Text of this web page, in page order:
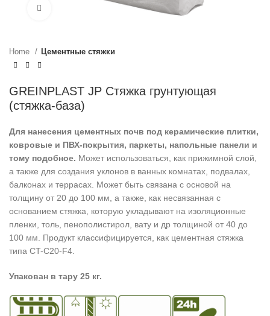
Home Цементные стяжки
GREINPLAST JP Стяжка грунтующая
(стяжка-база)
Для нанесения цементных почв под керамические плитки,
ковровые и ПВХ-покрытия, паркеты, напольные панели и
тому подобное. Может использоваться, как прижимной слой,
а также для создания уклонов в ванных комнатах, подвалах,
балконах и террасах. Может быть связана с основой на
толщину от 20 до 100 мм, а также, как несвязанная с
основанием стяжка, которую укладывают на изоляционные
пленки, толь, пенополистирол, вату и др толщиной от 40 до
100 мм. Продукт классифицируется, как цементная стяжка
типа CT-C20-F4.
Упакован в тару 25 кг.